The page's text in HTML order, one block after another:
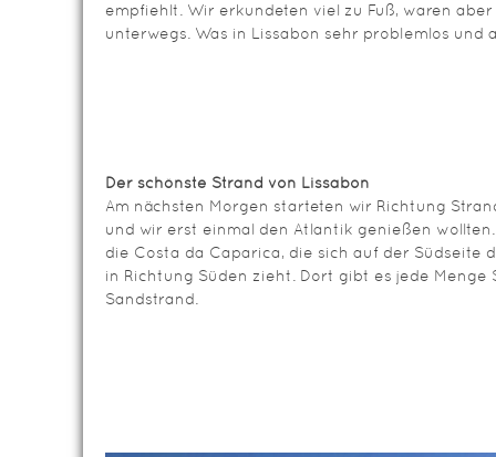
empfiehlt. Wir erkundeten viel zu Fuß, waren aber
unterwegs. Was in Lissabon sehr problemlos und
Der schönste Strand von Lissabon
Am nächsten Morgen starteten wir Richtung
und wir erst einmal den Atlantik genießen
die Costa da Caparica, die sich auf der Südseite
in Richtung Süden zieht. Dort gibt es jede
Sandstrand.